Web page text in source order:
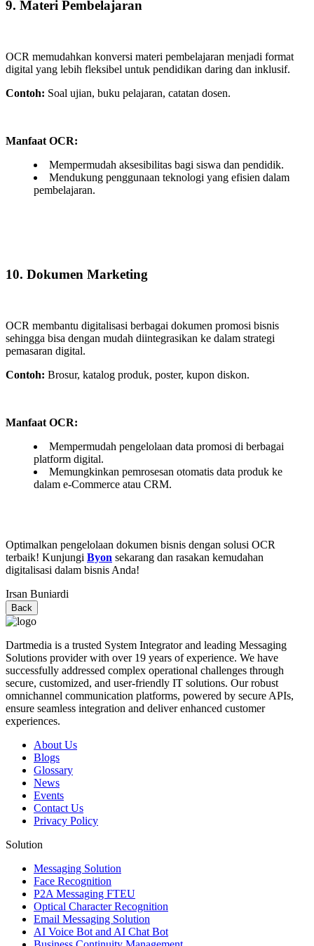
9. Materi Pembelajaran
OCR memudahkan konversi materi pembelajaran menjadi format
digital yang lebih fleksibel untuk pendidikan daring dan inklusif.
Contoh: Soal ujian, buku pelajaran, catatan dosen.
Manfaat OCR:
Mempermudah aksesibilitas bagi siswa dan pendidik.
Mendukung penggunaan teknologi yang efisien dalam
pembelajaran.
10. Dokumen Marketing
OCR membantu digitalisasi berbagai dokumen promosi bisnis
sehingga bisa dengan mudah diintegrasikan ke dalam strategi
pemasaran digital.
Contoh: Brosur, katalog produk, poster, kupon diskon.
Manfaat OCR:
Mempermudah pengelolaan data promosi di berbagai
platform digital.
Memungkinkan pemrosesan otomatis data produk ke
dalam e-Commerce atau CRM.
Optimalkan pengelolaan dokumen bisnis dengan solusi OCR
terbaik! Kunjungi Byon sekarang dan rasakan kemudahan
digitalisasi dalam bisnis Anda!
Irsan Buniardi
Back
Dartmedia is a trusted System Integrator and leading Messaging
Solutions provider with over 19 years of experience. We have
successfully addressed complex operational challenges through
secure, customized, and user-friendly IT solutions. Our robust
omnichannel communication platforms, powered by secure APIs,
ensure seamless integration and deliver enhanced customer
experiences.
About Us
Blogs
Glossary
News
Events
Contact Us
Privacy Policy
Solution
Messaging Solution
Face Recognition
P2A Messaging FTEU
Optical Character Recognition
Email Messaging Solution
AI Voice Bot and AI Chat Bot